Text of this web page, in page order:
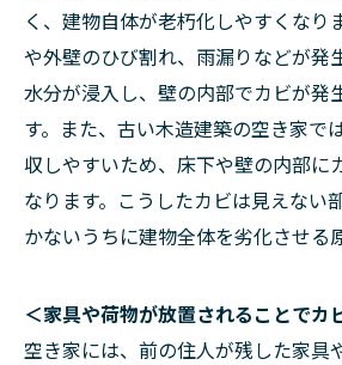
く、建物自体が老朽化しやすくなり
や外壁のひび割れ、雨漏りなどが発
水分が浸入し、壁の内部でカビが発
す。また、古い木造建築の空き家で
収しやすいため、床下や壁の内部に
なります。こうしたカビは見えない
かないうちに建物全体を劣化させる
＜家具や荷物が放置されることでカ
空き家には、前の住人が残した家具